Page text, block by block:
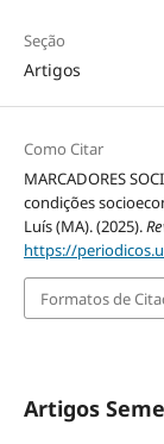
Seção
Artigos
Como Citar
MARCADORES
condições
Luís (MA). (2025).
https://
Formatos de
Artigos